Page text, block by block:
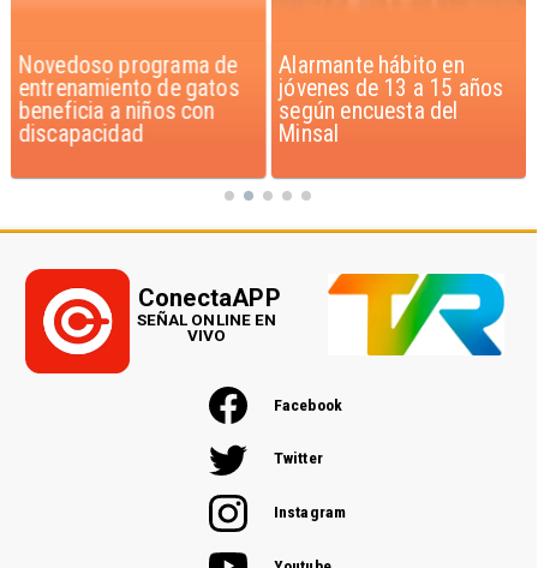
Novedoso programa de
entrenamiento de gatos
beneficia a niños con
discapacidad
Alarmante hábito en
jóvenes de 13 a 15 años
según encuesta del
Minsal
Facebook
Twitter
Instagram
ConectaAPP
SEÑAL ONLINE EN
VIVO